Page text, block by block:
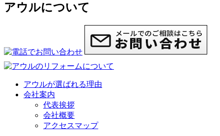
アウルについて
アウルが選ばれる理由
会社案内
代表挨拶
会社概要
アクセスマップ